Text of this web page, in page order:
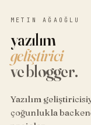
METIN AĞAOĞLU
yazılım
geliştirici
ve blogger.
Yazılım
çoğunlukla